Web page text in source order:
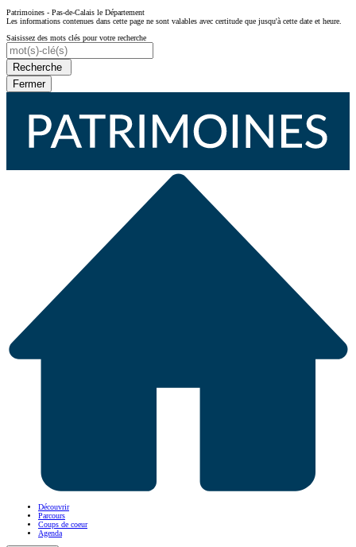
Patrimoines - Pas-de-Calais le Département
Les informations contenues dans cette page ne sont valables avec certitude que jusqu'à cette date et heure.
Saisissez des mots clés pour votre recherche
Recherche
Fermer
Découvrir
Parcours
Coups de coeur
Agenda